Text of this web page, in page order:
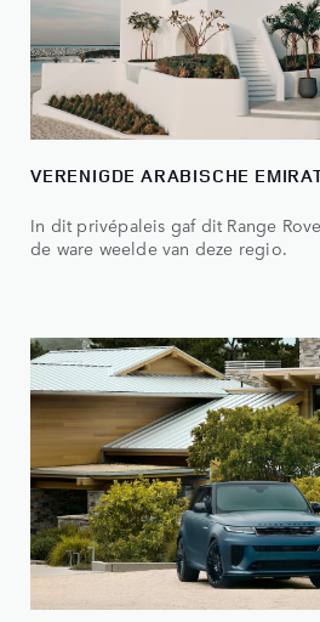
VERENIGDE ARABISCHE
In dit privépaleis gaf dit Range
de ware weelde van deze regio.